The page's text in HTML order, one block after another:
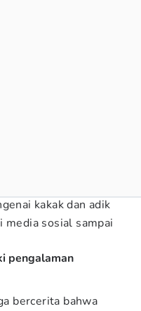
kakak dan adik
media sosial sampai
pengalaman
bercerita bahwa